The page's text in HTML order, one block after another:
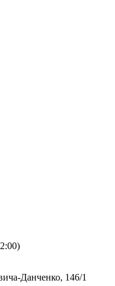
Данченко, 146/1